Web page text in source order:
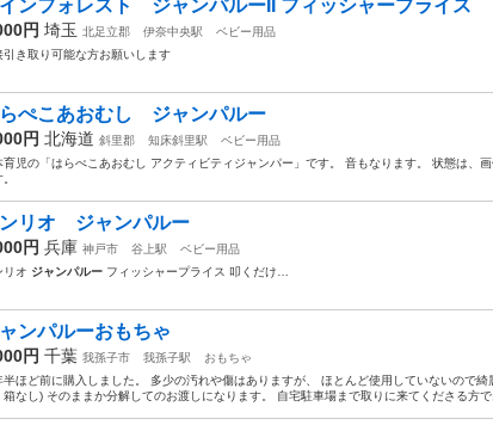
ンフォレスト ジャンパルーII フィッシャープライス
円 埼玉 北足立郡 伊奈中央駅
ベビー用品
引き取り可能な方お願いします
ぺこあおむし ジャンパルー
円 北海道 斜里郡 知床斜里駅
ベビー用品
育児の「はらぺこあおむし アクティビティジャンパー」です。 音もなります。 状態は、画
リオ ジャンパルー
円 兵庫 神戸市 谷上駅
ベビー用品
リオ ジャンパルー フィッシャープライス 叩くだけ…
ンパルーおもちゃ
円 千葉 我孫子市 我孫子駅
おもちゃ
半ほど前に購入しました。 多少の汚れや傷はありますが、 ほとんど使用していないので綺
箱なし) そのままか分解してのお渡しになります。 自宅駐車場まで取りに来てくださる方で